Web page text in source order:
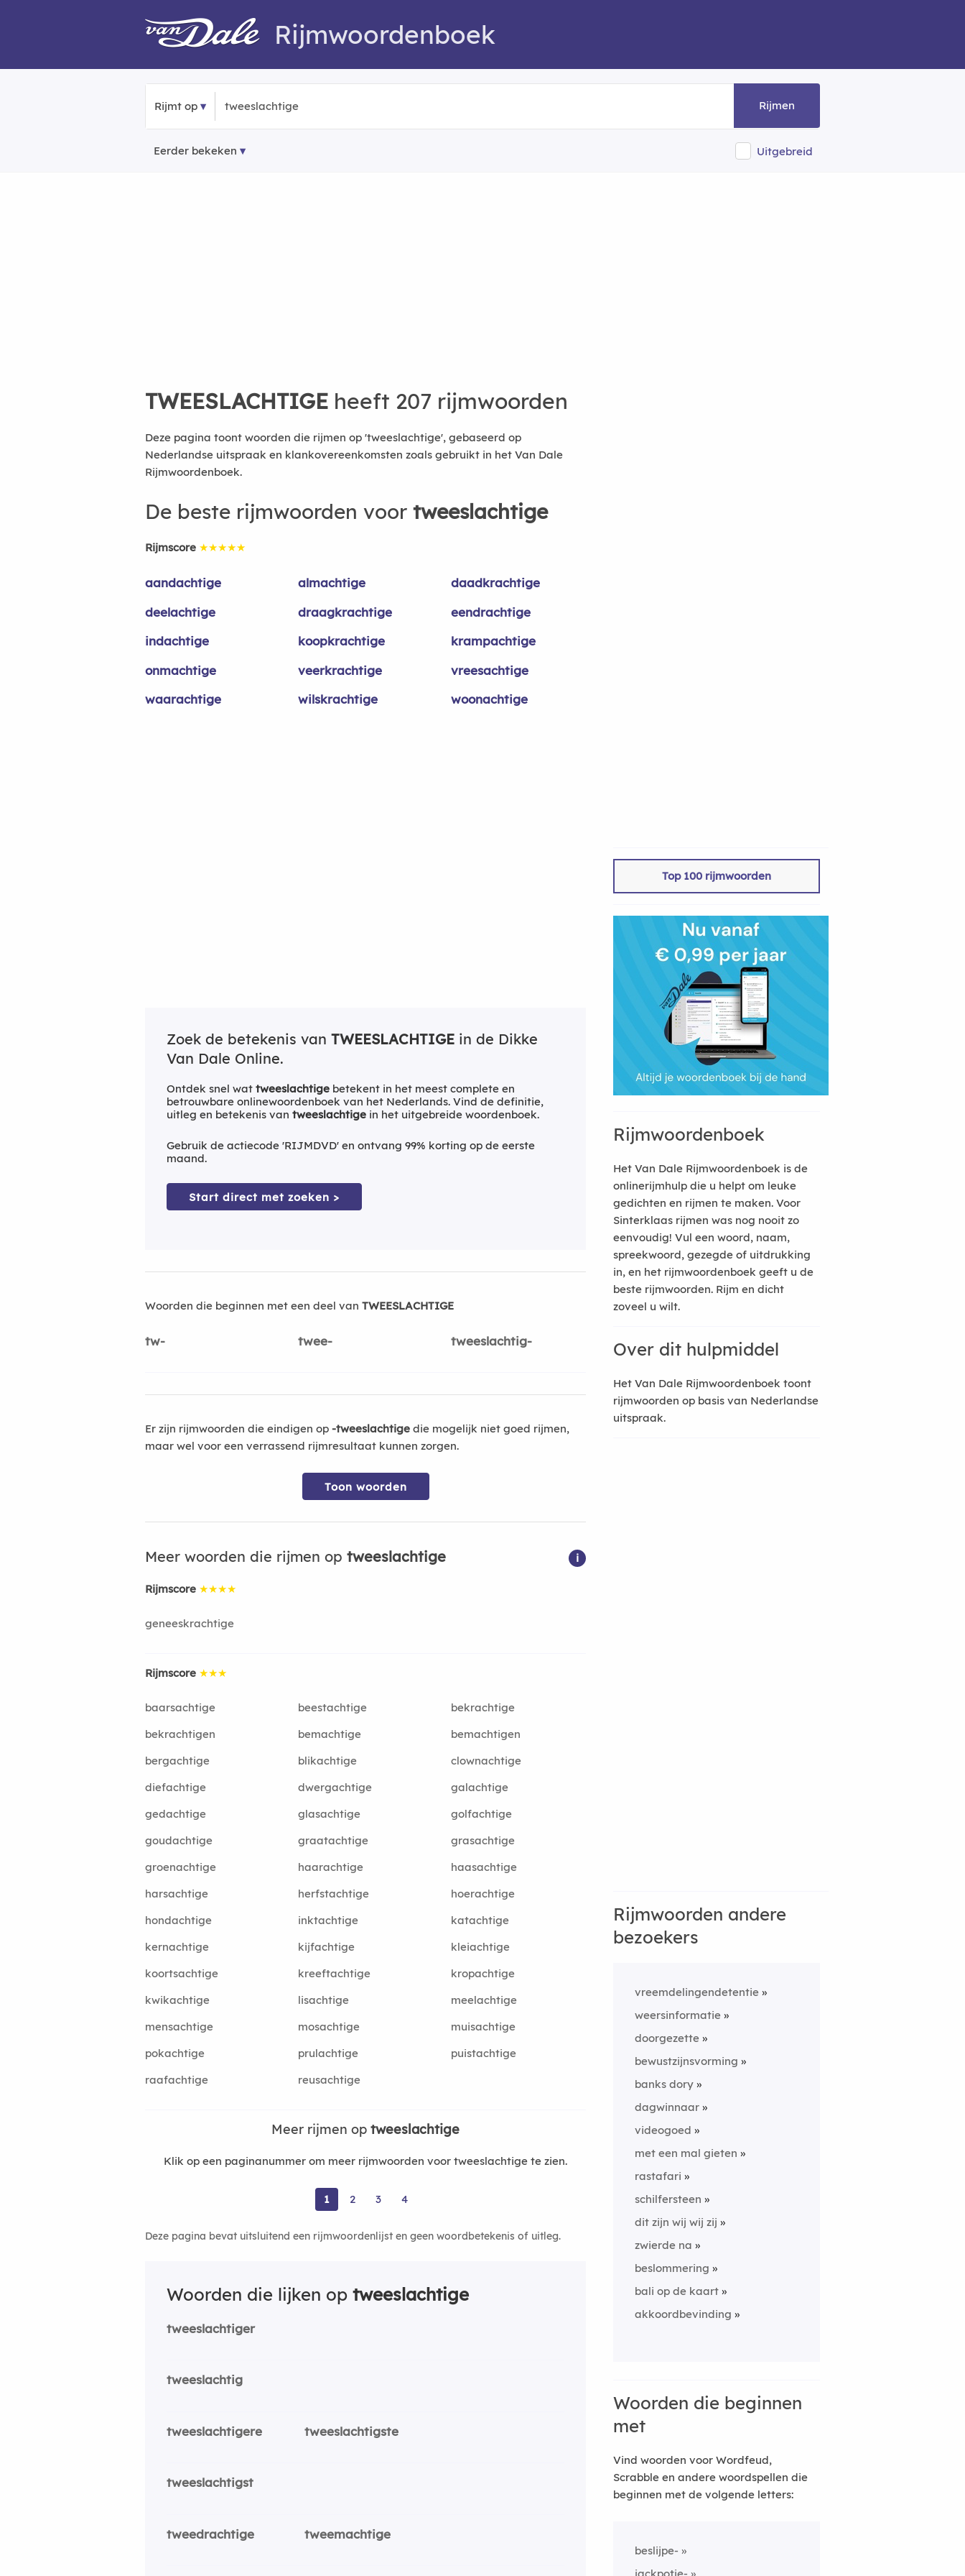
Rijmwoordenboek
Rijmt op Rijmen
Eerder bekeken Uitgebreid
TWEESLACHTIGE heeft 207 rijmwoorden
Deze pagina toont woorden die rijmen op 'tweeslachtige', gebaseerd op
Nederlandse uitspraak en klankovereenkomsten zoals gebruikt in het Van Dale
Rijmwoordenboek.
De beste rijmwoorden voor tweeslachtige
Rijmscore ★★★★★
aandachtige almachtige
daadkrachtige
deelachtige
draagkrachtige
eendrachtige
indachtige
koopkrachtige
krampachtige
onmachtige
veerkrachtige
vreesachtige
waarachtige
wilskrachtige woonachtige
Zoek de betekenis van TWEESLACHTIGE in de Dikke
Van Dale Online.
Ontdek snel wat tweeslachtige betekent in het meest complete en
betrouwbare onlinewoordenboek van het Nederlands. Vind de definitie,
uitleg en betekenis van tweeslachtige in het uitgebreide woordenboek.
Gebruik de actiecode 'RIJMDVD' en ontvang 99% korting op de eerste
maand.
Start direct met zoeken >
Woorden die beginnen met een deel van TWEESLACHTIGE
tw- twee- tweeslachtig-
Er zijn rijmwoorden die eindigen op -tweeslachtige die mogelijk niet goed rijmen,
maar wel voor een verrassend rijmresultaat kunnen zorgen.
Toon woorden
Meer woorden die rijmen op tweeslachtige i
Rijmscore ★★★★
geneeskrachtige
Rijmscore ★★★
baarsachtige beestachtige
bekrachtige
bekrachtigen
bemachtige
bemachtigen
bergachtige
blikachtige
clownachtige
diefachtige
dwergachtige
galachtige
gedachtige
glasachtige
golfachtige
goudachtige
graatachtige
grasachtige
groenachtige
haarachtige
haasachtige
harsachtige
herfstachtige
hoerachtige
hondachtige
inktachtige
katachtige
kernachtige
kijfachtige
kleiachtige
koortsachtige
kreeftachtige
kropachtige
kwikachtige
lisachtige
meelachtige
mensachtige
mosachtige
muisachtige
pokachtige
prulachtige
puistachtige
raafachtige
reusachtige
Meer rijmen optweeslachtige
Klik op een paginanummer om meer rijmwoorden voor tweeslachtige te zien.
1 2 3 4
Deze pagina bevat uitsluitend een rijmwoordenlijst en geen woordbetekenis of uitleg.
Woorden die lijken op tweeslachtige
tweeslachtiger
tweeslachtig
tweeslachtigere tweeslachtigste
tweeslachtigst
tweedrachtige tweemachtige
Top 100 rijmwoorden
Rijmwoordenboek
Het Van Dale Rijmwoordenboek is de
onlinerijmhulp die u helpt om leuke
gedichten en rijmen te maken. Voor
Sinterklaas rijmen was nog nooit zo
eenvoudig! Vul een woord, naam,
spreekwoord, gezegde of uitdrukking
in, en het rijmwoordenboek geeft u de
beste rijmwoorden. Rijm en dicht
zoveel u wilt.
Over dit hulpmiddel
Het Van Dale Rijmwoordenboek toont
rijmwoorden op basis van Nederlandse
uitspraak.
Rijmwoorden andere
bezoekers
vreemdelingendetentie
weersinformatie
doorgezette
bewustzijnsvorming
banks dory
dagwinnaar
videogoed
met een mal gieten
rastafari
schilfersteen
dit zijn wij wij zij
zwierde na
beslommering
bali op de kaart
akkoordbevinding
Woorden die beginnen
met
Vind woorden voor Wordfeud,
Scrabble en andere woordspellen die
beginnen met de volgende letters:
beslijpe-